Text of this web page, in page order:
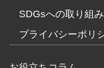
SDGsへの取り組み
プライバシーポリ